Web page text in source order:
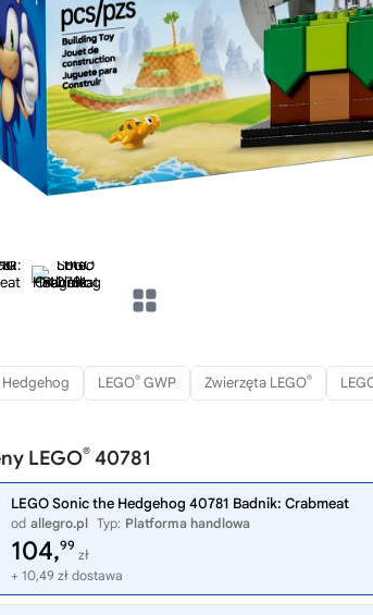
LEGO® GWP Zwierzęta LEGO®
LEGO® 40781
LEGO Sonic the Hedgehog 40781 Badnik: Crabmeat
od allegro.pl Typ: Platforma handlowa
104,99
zł
+ 10,49 zł dostawa